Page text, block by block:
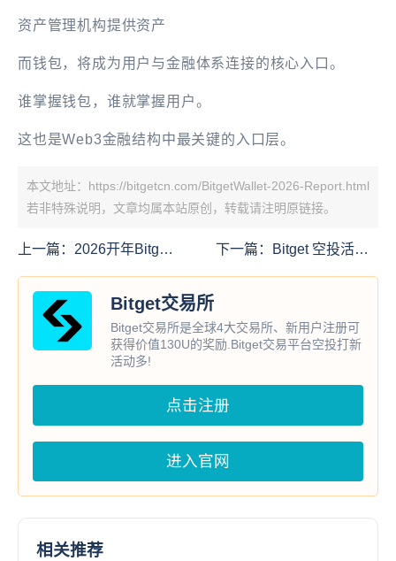
资产管理机构提供资产
而钱包，将成为用户与金融体系连接的核心入口。
谁掌握钱包，谁就掌握用户。
这也是Web3金融结构中最关键的入口层。
本文地址：https://bitgetcn.com/BitgetWallet-2026-Report.html
若非特殊说明，文章均属本站原创，转载请注明原链接。
上一篇： 2026开年Bitget
外奖励！
下一篇： Bitget 空投活动
Bitget交易所
Bitget交易所是全球4大交易所、新用户注册可
获得价值130U的奖励.Bitget交易平台空投打新
活动多!
点击注册
进入官网
相关推荐